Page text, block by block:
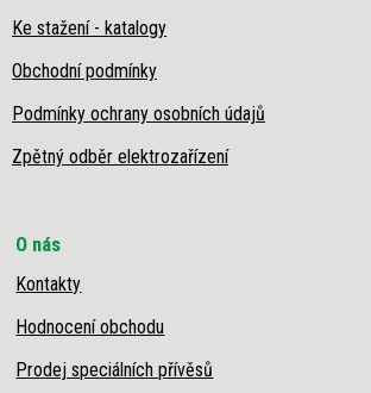
Ke stažení - katalogy
Obchodní podmínky
Podmínky ochrany osobních údajů
Zpětný odběr elektrozařízení
O nás
Kontakty
Hodnocení obchodu
Prodej speciálních přívěsů